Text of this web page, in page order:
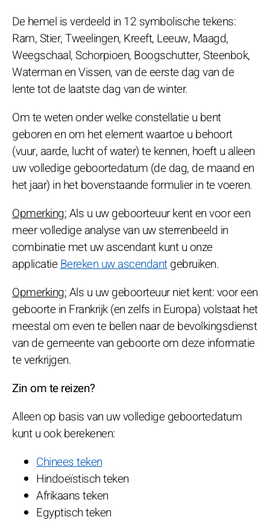
De hemel is verdeeld in 12 symbolische tekens:
Ram, Stier, Tweelingen, Kreeft, Leeuw, Maagd,
Weegschaal, Schorpioen, Boogschutter, Steenbok,
Waterman en Vissen, van de eerste dag van de
lente tot de laatste dag van de winter.
Om te weten onder welke constellatie u bent
geboren en om het element waartoe u behoort
(vuur, aarde, lucht of water) te kennen, hoeft u alleen
uw volledige geboortedatum (de dag, de maand en
het jaar) in het bovenstaande formulier in te voeren.
Opmerking:Als u uw geboorteuur kent en voor een
meer volledige analyse van uw sterrenbeeld in
combinatie met uw ascendant kunt u onze
applicatieBereken uw ascendantgebruiken.
Opmerking:Als u uw geboorteuur niet kent: voor een
geboorte in Frankrijk (en zelfs in Europa) volstaat het
meestal om even te bellen naar de bevolkingsdienst
van de gemeente van geboorte om deze informatie
te verkrijgen.
Zin om te reizen?
Alleen op basis van uw volledige geboortedatum
kunt u ook berekenen:
Chinees teken
Hindoeïstisch teken
Afrikaans teken
Egyptisch teken